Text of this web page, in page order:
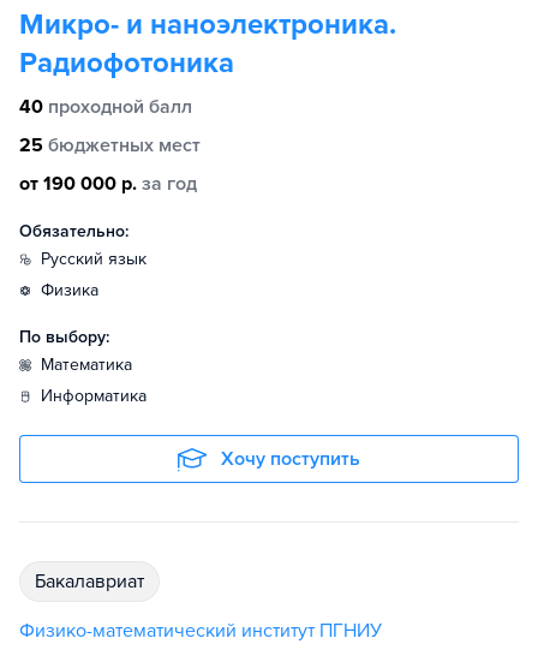
Микро- и наноэлектроника.
Радиофотоника
40 проходной балл
25 бюджетных мест
от 190 000 р. за год
Обязательно:
русский язык
физика
По выбору:
математика
информатика
Хочу поступить
бакалавриат
Физико-математический институт ПГНИУ